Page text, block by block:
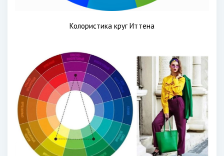
Колористика круг Иттена